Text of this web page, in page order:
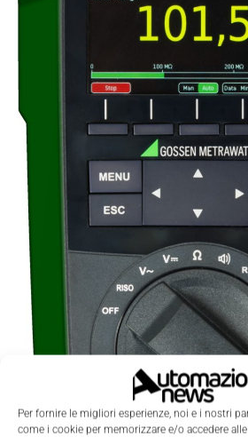
Per fornire le migliori esperienze, noi e i nostri
come i cookie per memorizzare e/o accedere